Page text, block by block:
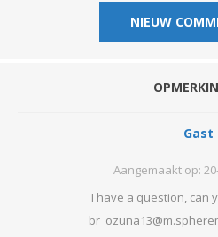
Gast
Aangemaakt op:
I have a question, can